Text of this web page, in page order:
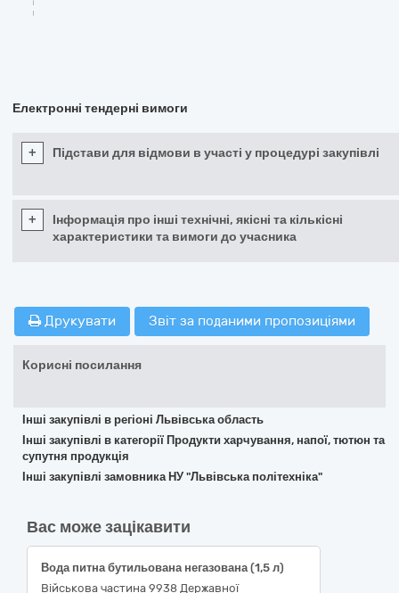
Електронні тендерні вимоги
+ Підстави для відмови в участі у процедурі закупівлі
+
Інформація про інші технічні, якісні та кількісні
характеристики та вимоги до учасника
Друкувати Звіт за поданими пропозиціями
Корисні посилання
Інші закупівлі в регіоні Львівська область
Інші закупівлі в категорії Продукти харчування, напої, тютюн та
супутня продукція
Інші закупівлі замовника НУ "Львівська політехніка"
Вас може зацікавити
Вода питна бутильована негазована (1,5 л)
Військова частина 9938 Державної